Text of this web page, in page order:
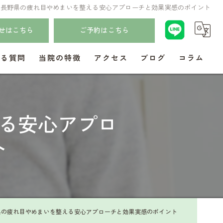
野県の疲れ目やめまいを整える安心アプローチと効果実感のポイント
はこちら ご予約はこちら
質問 当院の特徴
偏頭痛
自律神経
アクセス ブログ コラム
安心アプロ
疲れ目やめまいを整える安心アプローチと効果実感のポイント